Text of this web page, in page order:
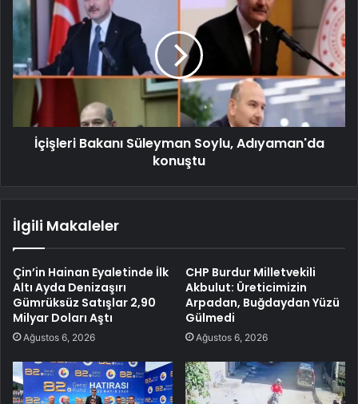
İçişleri Bakanı Süleyman Soylu, Adıyaman'da
konuştu
İlgili Makaleler
Çin’in Hainan Eyaletinde İlk
Altı Ayda Denizaşırı
Gümrüksüz Satışlar 2,90
Milyar Doları Aştı
Ağustos 6, 2026
CHP Burdur Milletvekili
Akbulut: Üreticimizin
Arpadan, Buğdaydan Yüzü
Gülmedi
Ağustos 6, 2026